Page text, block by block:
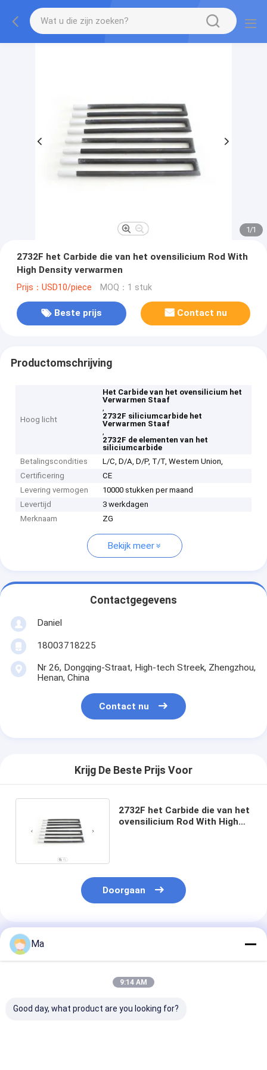
1/1
2732F het Carbide die van het ovensilicium Rod With
High Density verwarmen
Prijs：USD10/piece MOQ：1 stuk
Beste prijs Contact nu
Productomschrijving
Hoog licht
Het Carbide van het ovensilicium het
Verwarmen Staaf
,
2732F siliciumcarbide het
Verwarmen Staaf
,
2732F de elementen van het
siliciumcarbide
Betalingscondities
L/C, D/A, D/P, T/T, Western Union,
Certificering
CE
Levering vermogen
10000 stukken per maand
Levertijd
3 werkdagen
Merknaam
ZG
Bekijk meer
Contactgegevens
Daniel
18003718225
Nr 26, Dongqing-Straat, High-tech Streek, Zhengzhou,
Henan, China
Contact nu
Krijg De Beste Prijs Voor
2732F het Carbide die van het
ovensilicium Rod With High
Doorgaan
Geadviseerde Producten
Ma
9:14 AM
Good day, what product are you looking for?